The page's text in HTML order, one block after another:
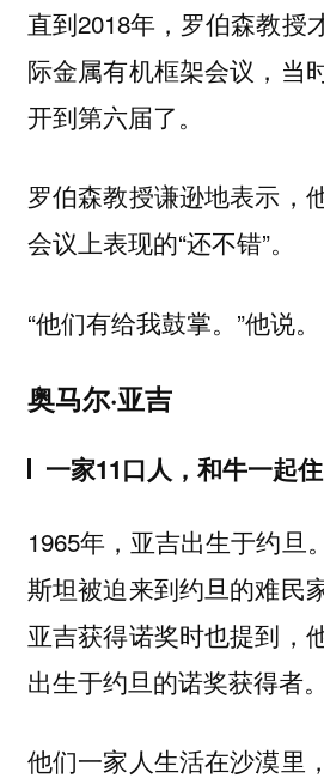
直到2018年，罗伯森教授
际金属有机框架会议，当
开到第六届了。
罗伯森教授谦逊地表示，
会议上表现的“还不错”。
“他们有给我鼓掌。”他说。
奥马尔·亚吉
一家11口人，和牛一起住
1965年，亚吉出生于约旦
斯坦被迫来到约旦的难民
亚吉获得诺奖时也提到，
出生于约旦的诺奖获得者。
他们一家人生活在沙漠里